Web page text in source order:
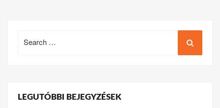
for:
LEGUTÓBBI BEJEGYZÉSEK